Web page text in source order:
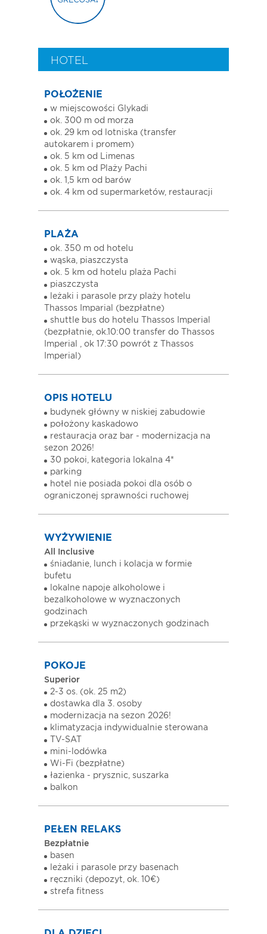
HOTEL
POŁOŻENIE
w miejscowości Glykadi
ok. 300 m od morza
ok. 29 km od lotniska (transfer
autokarem i promem)
ok. 5 km od Limenas
ok. 5 km od Plaży Pachi
ok. 1,5 km od barów
ok. 4 km od supermarketów, restauracji
PLAŻA
ok. 350 m od hotelu
wąska, piaszczysta
ok. 5 km od hotelu plaża Pachi
piaszczysta
leżaki i parasole przy plaży hotelu
Thassos Imparial (bezpłatne)
shuttle bus do hotelu Thassos Imperial
(bezpłatnie, ok.10:00 transfer do Thassos
Imperial , ok 17:30 powrót z Thassos
Imperial)
OPIS HOTELU
budynek główny w niskiej zabudowie
położony kaskadowo
restauracja oraz bar - modernizacja na
sezon 2026!
30 pokoi, kategoria lokalna 4*
parking
hotel nie posiada pokoi dla osób o
ograniczonej sprawności ruchowej
WYŻYWIENIE
All Inclusive
śniadanie, lunch i kolacja w formie
bufetu
lokalne napoje alkoholowe i
bezalkoholowe w wyznaczonych
godzinach
przekąski w wyznaczonych godzinach
POKOJE
Superior
2-3 os. (ok. 25 m2)
dostawka dla 3. osoby
modernizacja na sezon 2026!
klimatyzacja indywidualnie sterowana
TV-SAT
mini-lodówka
Wi-Fi (bezpłatne)
łazienka - prysznic, suszarka
balkon
PEŁEN RELAKS
Bezpłatnie
basen
leżaki i parasole przy basenach
ręczniki (depozyt, ok. 10€)
strefa fitness